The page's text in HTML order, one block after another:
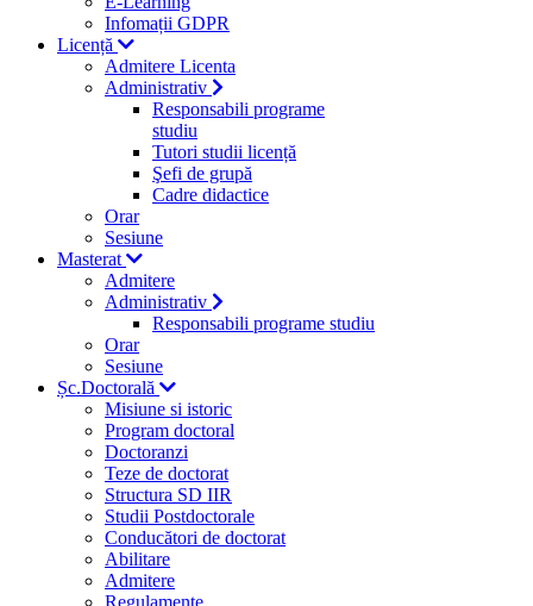
Infomații GDPR
Licență
Admitere Licenta
Administrativ
Responsabili programe
studiu
Tutori studii licență
Şefi de grupă
Cadre didactice
Orar
Sesiune
Masterat
Admitere
Administrativ
Responsabili programe studiu
Orar
Sesiune
Șc.Doctorală
Misiune si istoric
Program doctoral
Doctoranzi
Teze de doctorat
Structura SD IIR
Studii Postdoctorale
Conducători de doctorat
Abilitare
Admitere
Regulamente